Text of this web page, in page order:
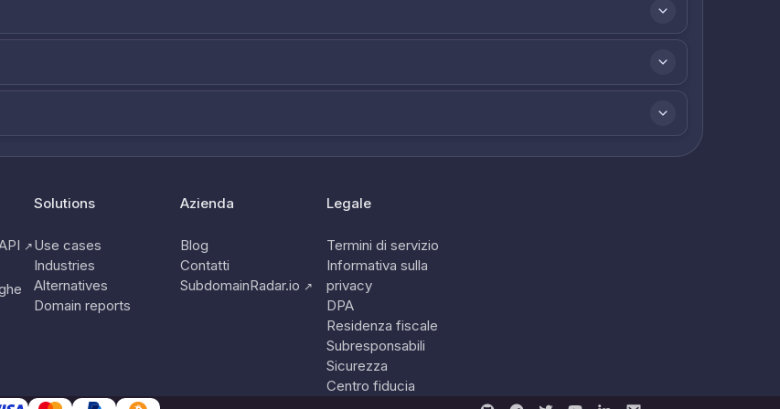
↗
Solutions
Use cases
Industries
Alternatives
Domain reports
Azienda
Blog
Contatti
SubdomainRadar.io ↗
Legale
Termini di servizio
Informativa sulla
privacy
DPA
Residenza fiscale
Subresponsabili
Sicurezza
Centro fiducia